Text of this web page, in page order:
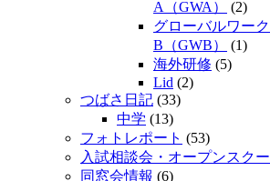
A（GWA）
(2)
グローバルワー
B（GWB）
(1)
海外研修 (5)
Lid (2)
つばさ日記 (33)
中学 (13)
フォトレポート (53)
入試相談会・オープンスク
同窓会情報 (6)